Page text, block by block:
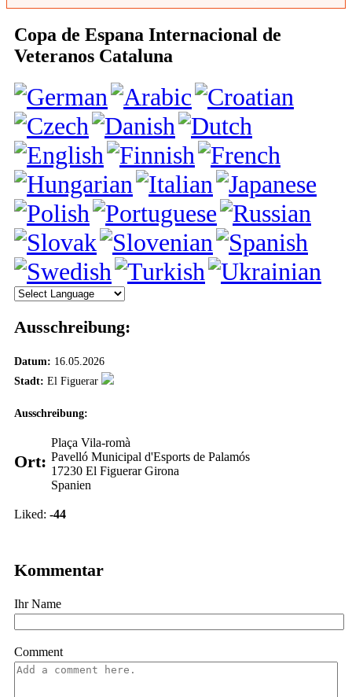
Copa de Espana Internacional de
Veteranos Cataluna
Ausschreibung:
Datum: 16.05.2026
Stadt: El Figuerar
Ausschreibung:
Ort:
Plaça Vila-romà
Pavelló Municipal d'Esports de Palamós
17230 El Figuerar Girona
Spanien
Vote up!
Vote down!
Liked: -44
Kommentar
Ihr Name
Comment